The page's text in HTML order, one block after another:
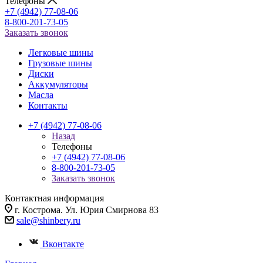
+7 (4942) 77-08-06
8-800-201-73-05
Заказать звонок
Легковые шины
Грузовые шины
Диски
Аккумуляторы
Масла
Контакты
+7 (4942) 77-08-06
Назад
Телефоны
+7 (4942) 77-08-06
8-800-201-73-05
Заказать звонок
Контактная информация
г. Кострома. Ул. Юрия Смирнова 83
sale@shinbery.ru
Вконтакте